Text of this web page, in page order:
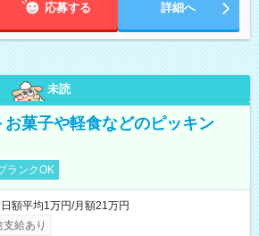
応募する 詳細へ
未読
お菓子や軽食などのピッキン
ランクOK
額平均1万円/月額21万円
給あり